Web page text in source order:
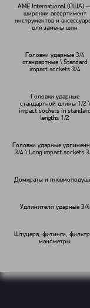
AME International (США)
широкий ассортимент
инструментов и
для замены шин
Головки ударные 3/4
стандартные \ Standard
impact sockets 3/4
Головки ударные
стандартной длины 1/2 \
impact sockets in standard
lengths 1/2
Головки ударные
3/4 \ Long impact sockets
Домкраты и
Удлинители ударные 3/4
Штуцера, фитинги,
манометры